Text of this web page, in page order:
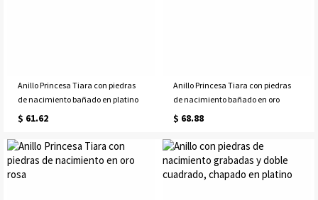
Anillo Princesa Tiara con piedras
de nacimiento bañado en platino
$ 61.62
Anillo Princesa Tiara con piedras
de nacimiento bañado en oro
$ 68.88